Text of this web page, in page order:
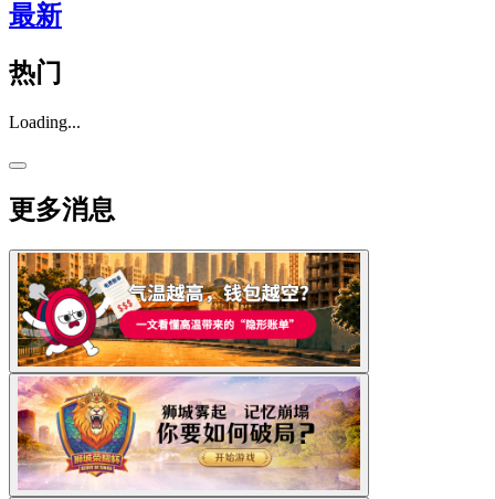
最新
热门
Loading...
更多消息